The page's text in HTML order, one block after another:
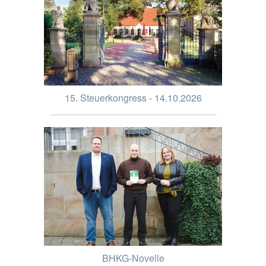
15. Steuerkongress - 14.10.2026
BHKG-Novelle